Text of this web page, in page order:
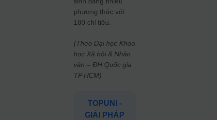
phương thức với
180 chỉ tiêu.
(Theo Đại học Khoa
học Xã hội & Nhân
văn – ĐH Quốc gia
TP HCM)
TOPUNI -
GIẢI PHÁP